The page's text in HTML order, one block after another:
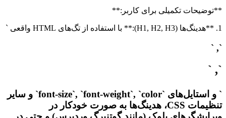
**توضیحات تکمیلی برای کاربر:**
1. **هدینگ‌ها (H1, H2, H3):** با استفاده از تگ‌های HTML واقعی `
`, `
`, `
` و استایل‌های `font-size`, `font-weight`, `color` و سایر
تنظیمات CSS، هدینگ‌ها به صورت خودکار در